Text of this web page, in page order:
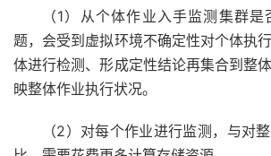
（1）从个体作业入手监测集群
题，会受到虚拟环境不确定性对个体执
体进行检测、形成定性结论再集合到整
映整体作业执行状况。
（2）对每个作业进行监测，与对